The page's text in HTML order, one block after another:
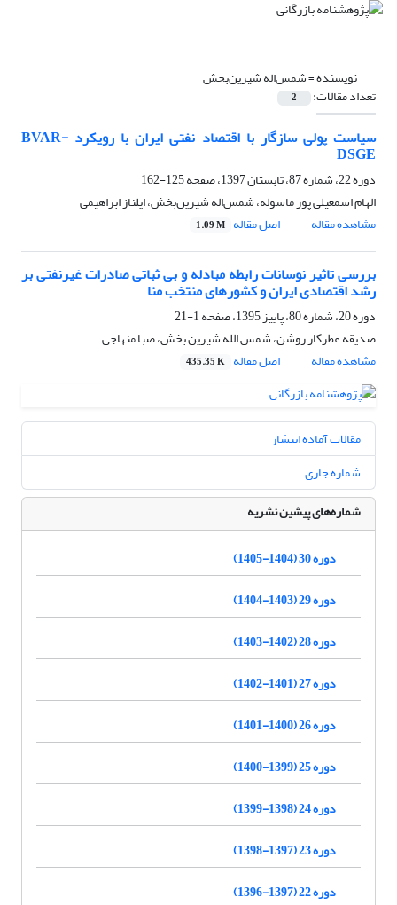
نویسنده =شمس‌اله شیرین‌بخش
تعداد مقالات: 2
سیاست پولی سازگار با اقتصاد نفتی ایران با رویکرد BVAR-
DSGE
دوره 22، شماره 87، تابستان 1397، صفحه
125-162
الهام اسمعیلی پور ماسوله، شمس‌اله شیرین‌بخش، ایلناز ابراهیمی
مشاهده مقاله
اصل مقاله 1.09 M
بررسی تاثیر نوسانات رابطه مبادله و بی ثباتی صادرات غیرنفتی بر
رشد اقتصادی ایران و کشورهای منتخب منا
دوره 20، شماره 80، پاییز 1395، صفحه
1-21
صدیقه عطرکار روشن، شمس الله شیرین بخش، صبا منهاجی
مشاهده مقاله
اصل مقاله 435.35 K
مقالات آماده انتشار
شماره جاری
شماره‌های پیشین نشریه
دوره 30 (1404-1405)
دوره 29 (1403-1404)
دوره 28 (1402-1403)
دوره 27 (1401-1402)
دوره 26 (1400-1401)
دوره 25 (1399-1400)
دوره 24 (1398-1399)
دوره 23 (1397-1398)
دوره 22 (1397-1396)